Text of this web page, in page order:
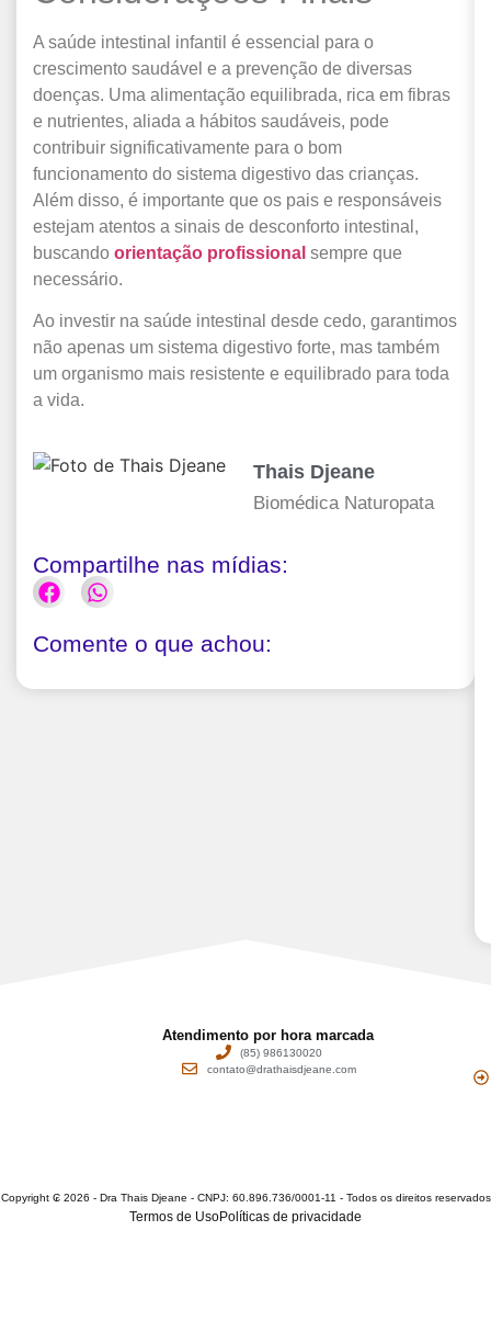
A saúde intestinal infantil é essencial para o
crescimento saudável e a prevenção de diversas
doenças. Uma alimentação equilibrada, rica em fibras
e nutrientes, aliada a hábitos saudáveis, pode
contribuir significativamente para o bom
funcionamento do sistema digestivo das crianças.
Além disso, é importante que os pais e responsáveis
estejam atentos a sinais de desconforto intestinal,
buscando orientação profissional sempre que
necessário.
Ao investir na saúde intestinal desde cedo, garantimos
não apenas um sistema digestivo forte, mas também
um organismo mais resistente e equilibrado para toda
a vida.
Thais Djeane
Biomédica Naturopata
Compartilhe nas mídias:
Comente o que achou:
Atendimento por hora marcada
(85) 986130020
contato@drathaisdjeane.com
Copyright ₢ 2026 - Dra Thais Djeane - CNPJ: 60.896.736/0001-11 - Todos os direitos reservados
Termos de UsoPolíticas de privacidade